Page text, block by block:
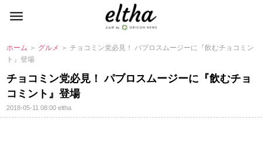
ホーム ＞ グルメ ＞ チョコミン党必見！ パブロスムージーに『飲むチョコミン
ト』登場
チョコミン党必見！ パブロスムージーに『飲むチョ
コミント』登場
2018-05-11 08:00eltha